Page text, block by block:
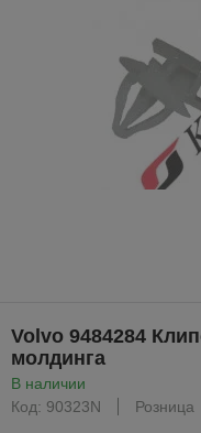
Volvo 9484284
молдинга
В наличии
Код: 90323N
Розница